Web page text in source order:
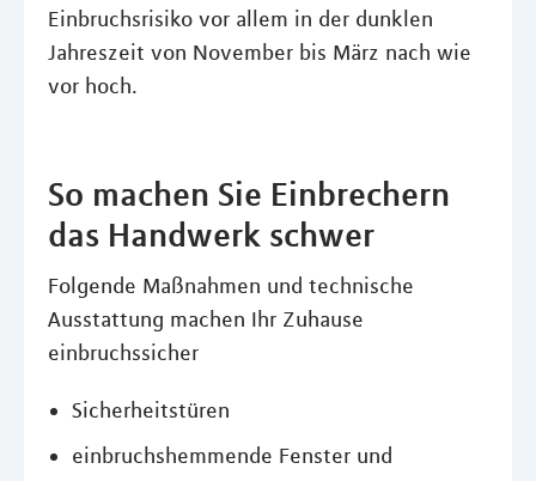
Einbruchsrisiko vor allem in der dunklen
Jahreszeit von November bis März nach wie
vor hoch.
So machen Sie Einbrechern
das Handwerk schwer
Folgende Maßnahmen und technische
Ausstattung machen Ihr Zuhause
einbruchssicher
Sicherheitstüren
einbruchshemmende Fenster und